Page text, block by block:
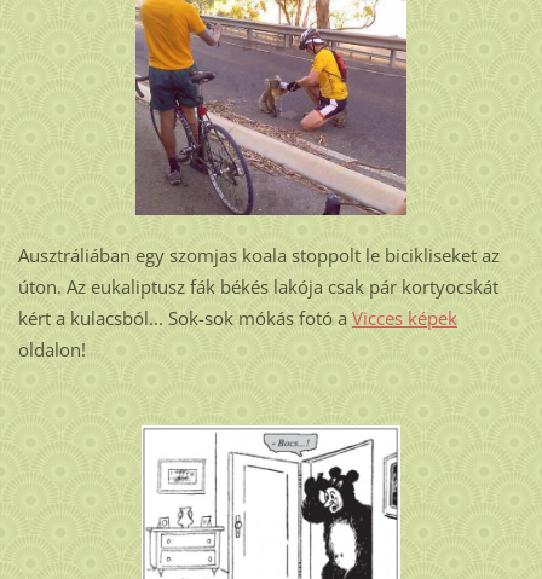
Ausztráliában egy szomjas koala stoppolt le bicikliseket az
úton. Az eukaliptusz fák békés lakója csak pár kortyocskát
kért a kulacsból... Sok-sok mókás fotó a Vicces képek
oldalon!